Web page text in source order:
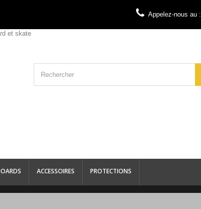
Appelez-nous au :
ACCESSOIRES PROTECTIONS